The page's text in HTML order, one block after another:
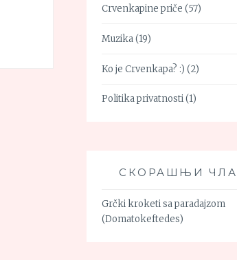
Crvenkapine priče (57)
Muzika(19)
Ko je Crvenkapa? :) (2)
Politika privatnosti(1)
СКОРАШЊИ
Grčki kroketi sa paradajzom
(Domatokeftedes)